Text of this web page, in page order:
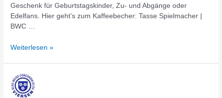
Geschenk für Geburtstagskinder, Zu- und Abgänge oder
Edelfans. Hier geht’s zum Kaffeebecher: Tasse Spielmacher |
BWC …
BWC
Weiterlesen »